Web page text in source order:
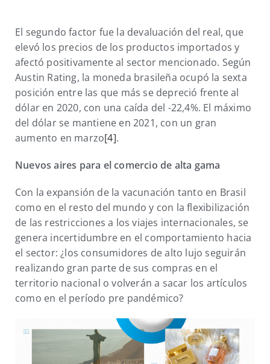
El segundo factor fue la devaluación del real, que
elevó los precios de los productos importados y
afectó positivamente al sector mencionado. Según
Austin Rating, la moneda brasileña ocupó la sexta
posición entre las que más se depreció frente al
dólar en 2020, con una caída del -22,4%. El máximo
del dólar se mantiene en 2021, con un gran
aumento en marzo[4].
Nuevos aires para el comercio de alta gama
Con la expansión de la vacunación tanto en Brasil
como en el resto del mundo y con la flexibilización
de las restricciones a los viajes internacionales, se
genera incertidumbre en el comportamiento hacia
el sector: ¿los consumidores de alto lujo seguirán
realizando gran parte de sus compras en el
territorio nacional o volverán a sacar los artículos
como en el período pre pandémico?